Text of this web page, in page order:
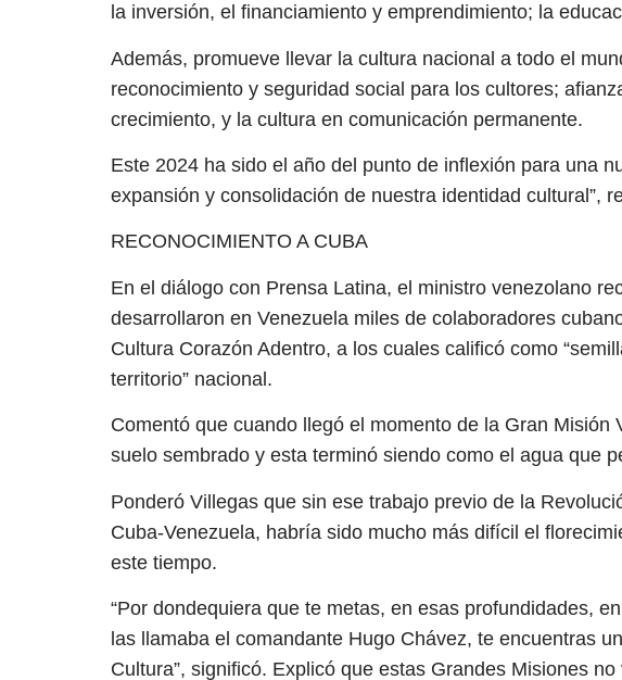
la inversión, el financiamiento y emprendimiento; la
Además, promueve llevar la cultura nacional a todo el
reconocimiento y seguridad social para los cultores;
crecimiento, y la cultura en comunicación permanente.
Este 2024 ha sido el año del punto de inflexión para una
expansión y consolidación de nuestra identidad cultural”,
RECONOCIMIENTO A CUBA
En el diálogo con Prensa Latina, el ministro venezolano
desarrollaron en Venezuela miles de colaboradores
Cultura Corazón Adentro, a los cuales calificó como
territorio” nacional.
Comentó que cuando llegó el momento de la Gran Misión
suelo sembrado y esta terminó siendo como el agua que
Ponderó Villegas que sin ese trabajo previo de la
Cuba-Venezuela, habría sido mucho más difícil el
este tiempo.
“Por dondequiera que te metas, en esas profundidades,
las llamaba el comandante Hugo Chávez, te encuentras
Cultura”, significó. Explicó que estas Grandes Misiones